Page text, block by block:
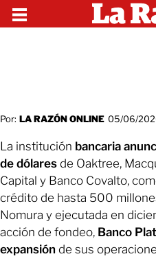
Por: LA RAZÓN ONLINE 05/06/
La institución bancaria
de dólares de Oaktree,
Capital y Banco Covalto,
crédito de hasta 500
Nomura y ejecutada en
acción de fondeo, Banco
expansión de sus